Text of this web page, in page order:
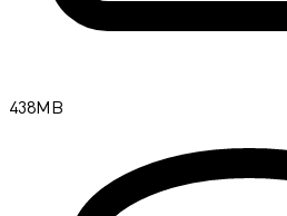
438MB